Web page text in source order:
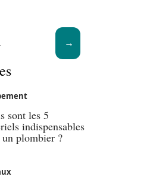
sont les 5
indispensables
plombier ?